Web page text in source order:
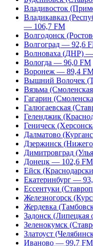
Владивосток
Владикавказ
— 106,7 FM
Волгодонск
Волгоград — 92,6
Волноваха (ДНР)
Вологда — 96,0 FM
Воронеж — 89,4
Вышний Волочек
Вязьма
Гагарин
Галюгаевская
Геленджик
Геническ
Далматово
Дзержинск
Димитровград
Донецк — 102,6 FM
Ейск
Екатеринбург —
Ессентуки
Железногорск
Жердевка
Задонск
Зеленокумск
Златоуст
Иваново — 99,7 FM